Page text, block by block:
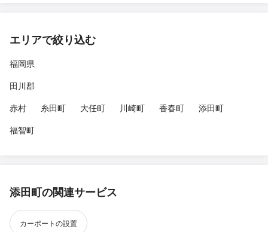
エリアで絞り込む
福岡県
田川郡
赤村
糸田町 大任町 川崎町 香春町
添田町
福智町
添田町の関連サービス
カーポートの設置